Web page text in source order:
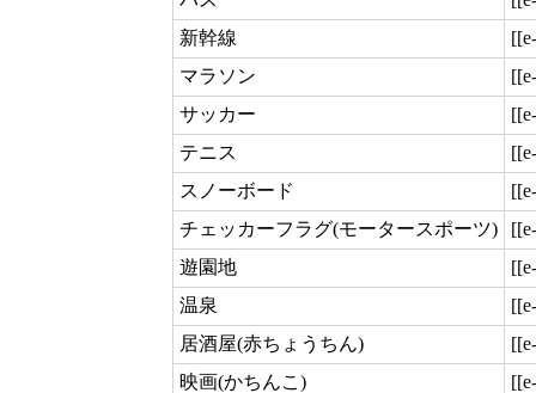
新幹線
マラソン
サッカー
テニス
スノーボード
チェッカーフラグ(モータースポーツ)
遊園地
温泉
居酒屋(赤ちょうちん)
映画(かちんこ)